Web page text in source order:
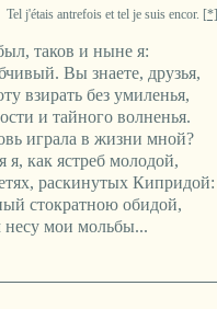
Tel j'étais antrefois et tel je suis encor. [*]
таков и ныне я:
Вы знаете, друзья,
взирать без умиленья,
и тайного волненья.
играла в жизни мной?
я, как ястреб молодой,
раскинутых Кипридой:
стократною обидой,
мои мольбы...